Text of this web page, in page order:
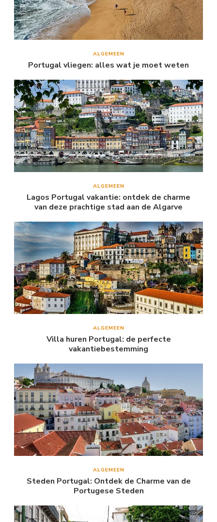
ALGEMEEN
Portugal vliegen: alles wat je moet weten
ALGEMEEN
Lagos Portugal vakantie: ontdek de charme
van deze prachtige stad aan de Algarve
ALGEMEEN
Villa huren Portugal: de perfecte
vakantiebestemming
ALGEMEEN
Steden Portugal: Ontdek de Charme van de
Portugese Steden